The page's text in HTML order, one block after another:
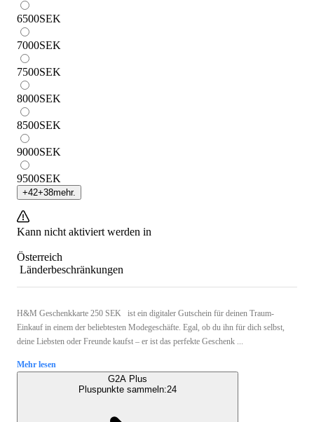
6500SEK
7000SEK
7500SEK
8000SEK
8500SEK
9000SEK
9500SEK
+42+38mehr.
Kann nicht aktiviert werden in
Österreich
Länderbeschränkungen
H&M Geschenkkarte 250 SEK ist ein digitaler Gutschein für deinen Traum-
Einkauf in einem der beliebtesten Modegeschäfte. Egal, ob du ihn für dich selbst,
deine Liebsten oder Freunde kaufst – er ist das perfekte Geschenk ...
Mehr lesen
G2A Plus
Pluspunkte sammeln:24